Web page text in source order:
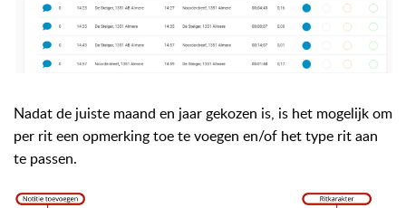
Nadat de juiste maand en jaar gekozen is, is het mogelijk om
per rit een opmerking toe te voegen en/of het type rit aan
te passen.